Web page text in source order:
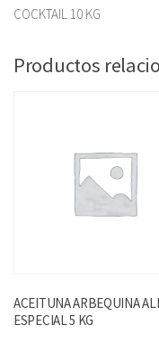
COCKTAIL 10 KG
Productos
ACEITUNA ARBEQUINA
ESPECIAL 5 KG